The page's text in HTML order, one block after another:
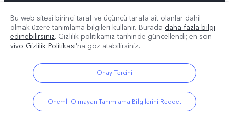
Bizin takip edin
Türkiye | Ülke/bölge seçin
Bu web sitesi birinci taraf ve üçüncü tarafa ait olanlar dahil
olmak üzere tanımlama bilgileri kullanır. Burada daha fazla bilgi
edinebilirsiniz. Gizlilik politikamıztarihinde güncellendi; en son
vivo Gizlilik Politikası'na göz atabilirsiniz.
Onay Tercihi
Önemli Olmayan Tanımlama Bilgilerini Reddet